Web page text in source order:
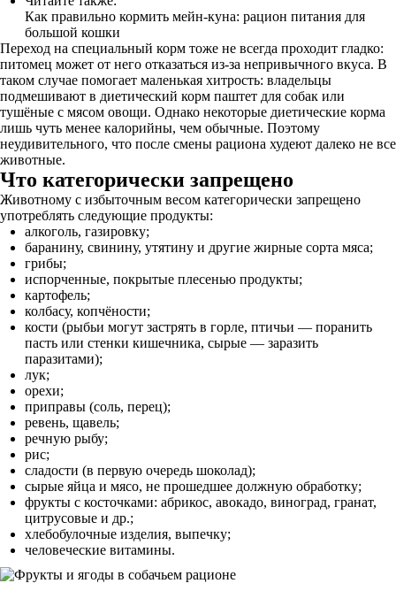
Как правильно кормить мейн-куна: рацион питания для
большой кошки
Переход на специальный корм тоже не всегда проходит гладко:
питомец может от него отказаться из-за непривычного вкуса. В
таком случае помогает маленькая хитрость: владельцы
подмешивают в диетический корм паштет для собак или
тушёные с мясом овощи. Однако некоторые диетические корма
лишь чуть менее калорийны, чем обычные. Поэтому
неудивительного, что после смены рациона худеют далеко не все
животные.
Что категорически запрещено
Животному с избыточным весом категорически запрещено
употреблять следующие продукты:
алкоголь, газировку;
баранину, свинину, утятину и другие жирные сорта мяса;
грибы;
испорченные, покрытые плесенью продукты;
картофель;
колбасу, копчёности;
кости (рыбьи могут застрять в горле, птичьи — поранить
пасть или стенки кишечника, сырые — заразить
паразитами);
лук;
орехи;
приправы (соль, перец);
ревень, щавель;
речную рыбу;
рис;
сладости (в первую очередь шоколад);
сырые яйца и мясо, не прошедшее должную обработку;
фрукты с косточками: абрикос, авокадо, виноград, гранат,
цитрусовые и др.;
хлебобулочные изделия, выпечку;
человеческие витамины.